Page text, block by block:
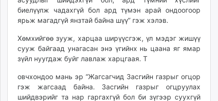
urlag.mn
unen.mn
asu.mn
shudarga.mn
shuurhai.mn
isee.mn
mglradio.com
биелүүлж чадахгүй бол ард түмэн арай ондоогоор
ярьж магадгүй янзтай байна шүү” гэж хэлэв.
Хөмхийгөө зууж, харцаа ширүүсгэж, үл мэдэг жишүү
сууж байгаад унагасан энэ үгийнх нь цаана яг ямар
зүйл нуугдаж буйг лавлаж харцгаая. Т
овчхондоо мань эр “Жагсагчид Засгийн газрыг огцор
гэж жагсаад байна. Засгийн газрыг огцруулах
шийдвэрийг та нар гаргахгүй бол би зүгээр суухгүй